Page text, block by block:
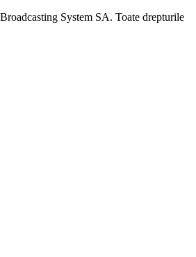
System SA. Toate drepturile